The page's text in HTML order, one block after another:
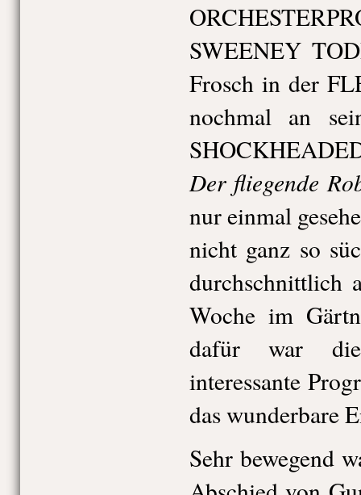
SWEENEY
Frosch in der
nochmal an
Der fliegende
nur einmal
nicht ganz so
durchschnittlich
Woche im
dafür war
interessante
das wunderbare
Sehr bewegend